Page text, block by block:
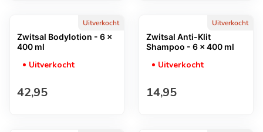
Uitverkocht
Zwitsal Bodylotion - 6 x
400 ml
Uitverkocht
Normale prijs
42,95
Uitverkocht
Zwitsal Anti-Klit
Shampoo - 6 x 400 ml
Uitverkocht
Normale prijs
14,95